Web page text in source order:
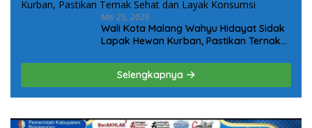
Mei 25, 2026
Wali Kota Malang Wahyu Hidayat Sidak
Lapak Hewan Kurban, Pastikan Ternak
Selengkapnya